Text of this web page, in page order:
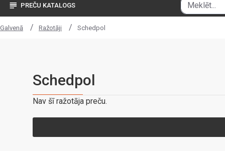
PREČU KATALOGS
Galvenā Ražotāji Schedpol
Schedpol
Nav šī ražotāja preču.